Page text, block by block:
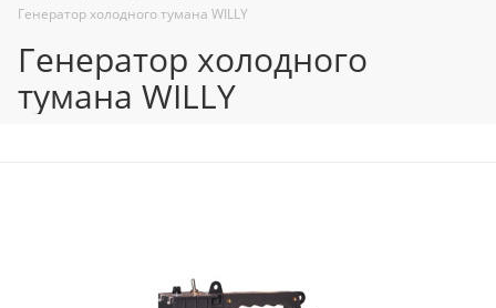
Генератор холодного тумана WILLY
Генератор холодного
тумана WILLY